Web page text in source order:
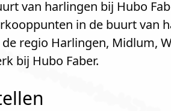
van harlingen bij Hubo
in de buurt van
regio Harlingen, Midlum,
bij Hubo Faber.